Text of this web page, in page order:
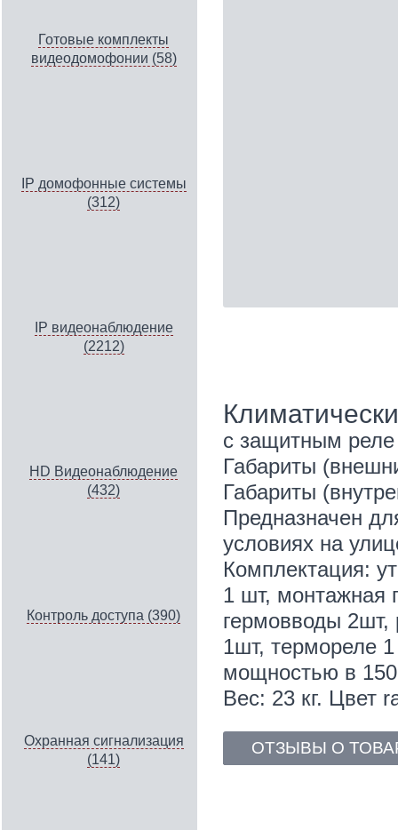
Готовые комплекты
видеодомофонии (58)
IP домофонные системы
(312)
IP видеонаблюдение
(2212)
HD Видеонаблюдение
(432)
Контроль доступа (390)
Охранная сигнализация
(141)
с защитным реле
Габариты
Габариты
Предназначен
условиях на
Комплектация:
1 шт, монтажная
гермовводы 2шт,
1шт, термореле
мощностью в
Вес: 23 кг. Цвет
ОТЗЫВЫ О